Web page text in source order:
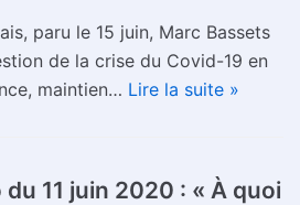
paru le 15 juin, Marc Bassets
de la crise du Covid-19 en
maintien… Lire la suite »
11 juin 2020 : « À quoi